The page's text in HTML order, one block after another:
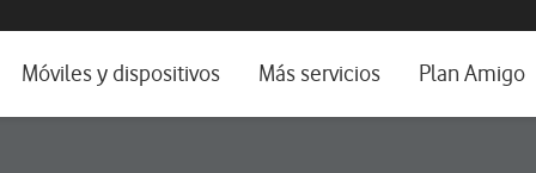
e idioma
Móviles y dispositivos Más servicios Plan Amigo